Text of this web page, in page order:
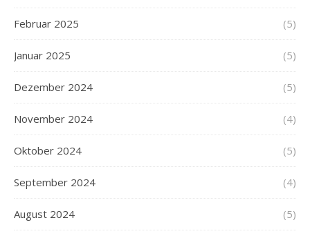
Februar 2025 (5)
Januar 2025 (5)
Dezember 2024 (5)
November 2024 (4)
Oktober 2024 (5)
September 2024 (4)
August 2024 (5)